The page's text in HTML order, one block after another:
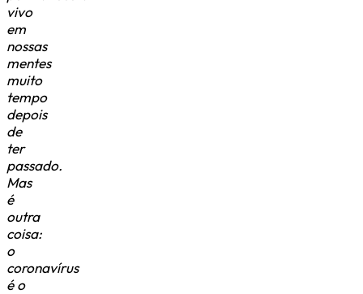
vivo
em
nossas
mentes
muito
tempo
depois
de
ter
passado.
Mas
é
outra
coisa:
o
coronavírus
é o